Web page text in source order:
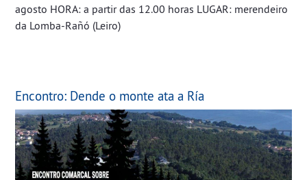
agosto HORA: a partir das 12.00 horas LUGAR: merendeiro
da Lomba-Rañó (Leiro)
Encontro: Dende o monte ata a Ría